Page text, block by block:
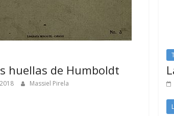
huellas de Humboldt
Massiel Pirela